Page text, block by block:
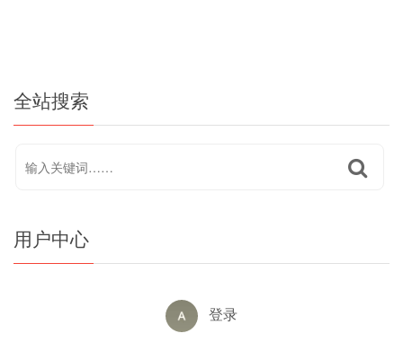
全站搜索
用户中心
登录